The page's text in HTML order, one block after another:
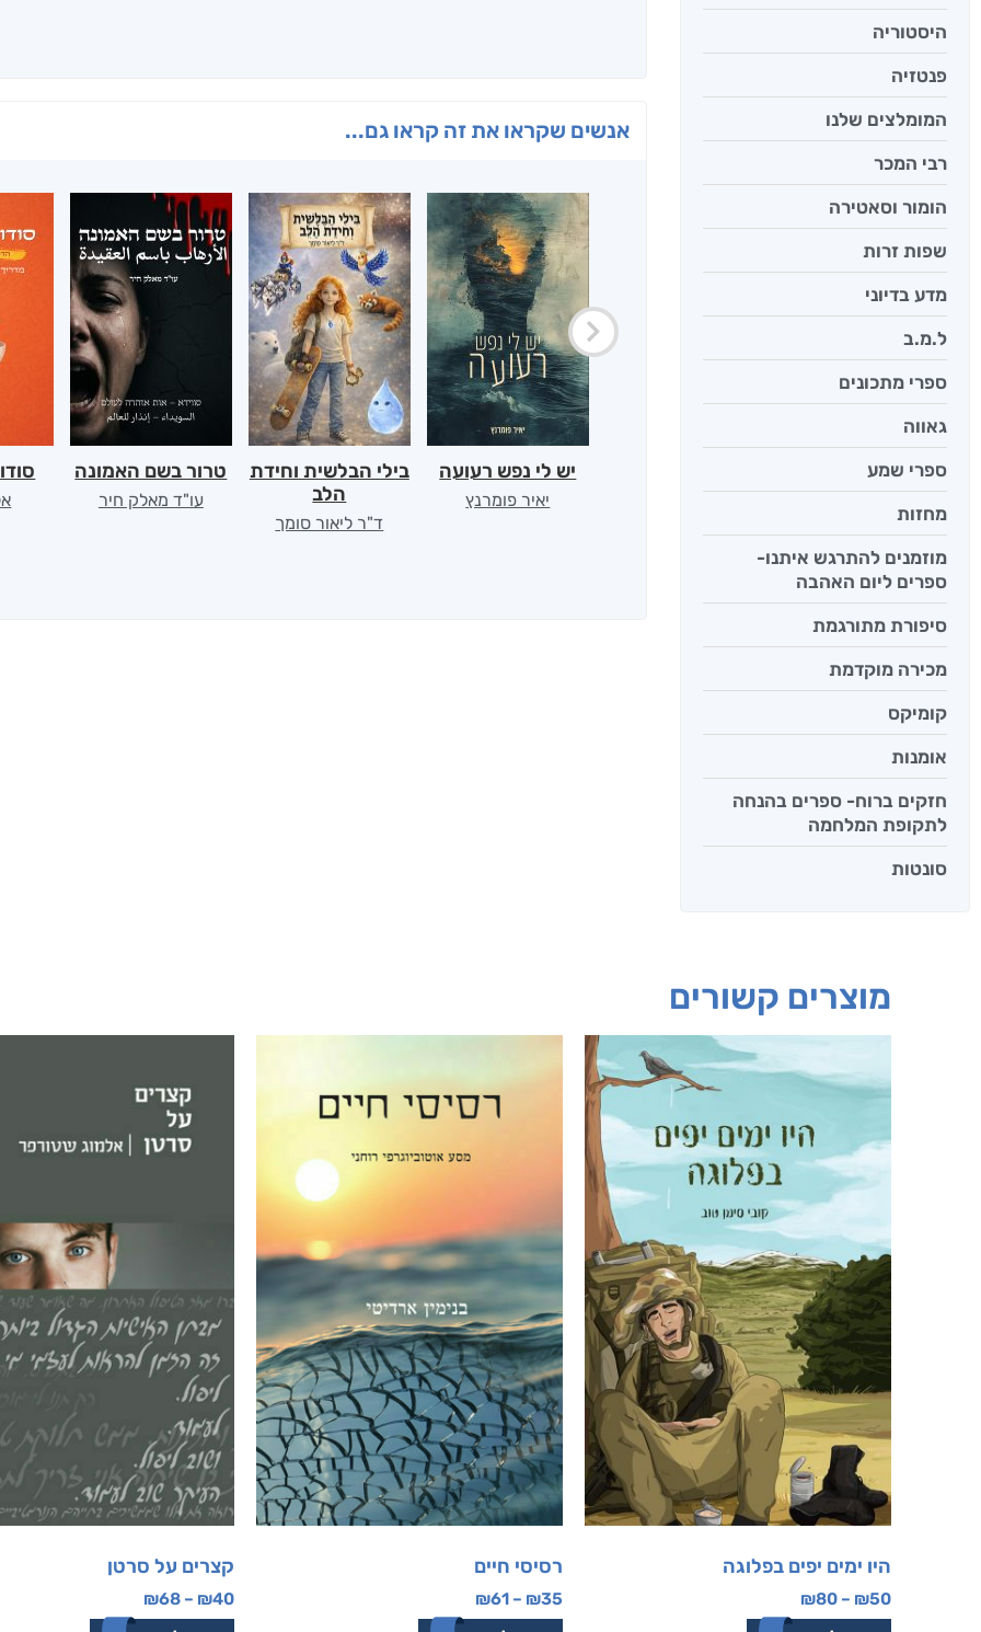
היסטוריה
פנטזיה
המומלצים שלנו
רבי המכר
הומור וסאטירה
שפות זרות
מדע בדיוני
ל.מ.ב
ספרי מתכונים
גאווה
ספרי שמע
מחזות
מוזמנים להתרגש איתנו-
ספרים ליום האהבה
סיפורת מתורגמת
מכירה מוקדמת
קומיקס
אומנות
חזקים ברוח- ספרים בהנחה
לתקופת המלחמה
סונטות
אנשים שקראו את זה קראו גם...
יש לי נפש רעועה
יאיר פומרנץ
בילי הבלשית וחידת
הלב
ד"ר ליאור סומך
טרור בשם האמונה
עו"ד מאלק חיר
מוצרים קשורים
היו ימים יפים בפלוגה
₪50
–
₪80
רסיסי חיים
₪35
–
₪61
קצרים על סרטן
₪40
–
₪68